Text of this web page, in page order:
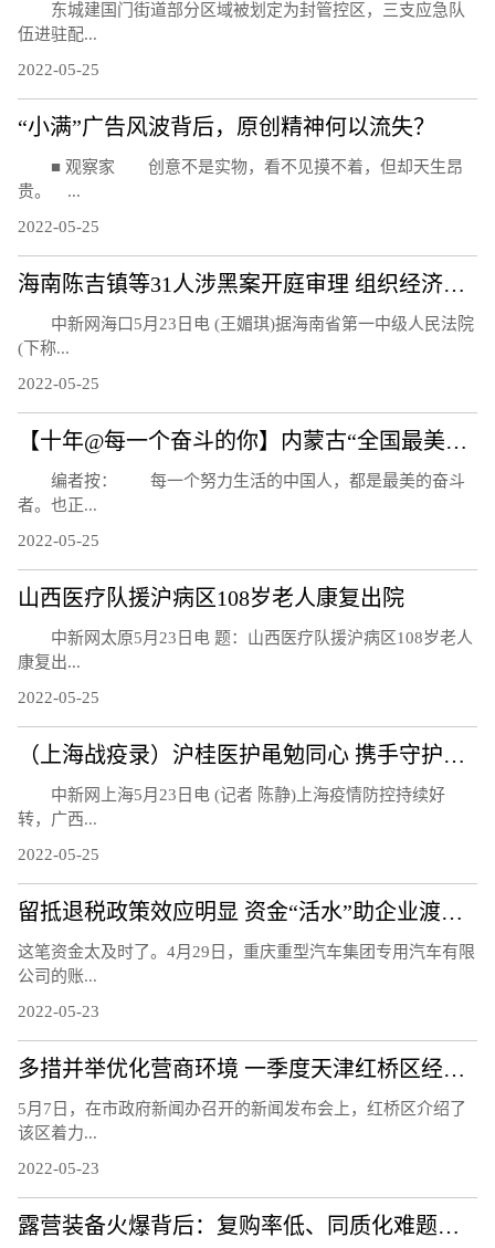
东城建国门街道部分区域被划定为封管控区，三支应急队
伍进驻配...
2022-05-25
“小满”广告风波背后，原创精神何以流失？
■ 观察家 创意不是实物，看不见摸不着，但却天生昂
贵。 ...
2022-05-25
海南陈吉镇等31人涉黑案开庭审理 组织经济收入达3亿元
中新网海口5月23日电 (王媚琪)据海南省第一中级人民法院
(下称...
2022-05-25
【十年@每一个奋斗的你】内蒙古“全国最美家庭”：为家乡添彩 为“绿色”赋能
编者按： 每一个努力生活的中国人，都是最美的奋斗
者。也正...
2022-05-25
山西医疗队援沪病区108岁老人康复出院
中新网太原5月23日电 题：山西医疗队援沪病区108岁老人
康复出...
2022-05-25
（上海战疫录）沪桂医护黾勉同心 携手守护亚定点医院患者
中新网上海5月23日电 (记者 陈静)上海疫情防控持续好
转，广西...
2022-05-25
留抵退税政策效应明显 资金“活水”助企业渡难关
这笔资金太及时了。4月29日，重庆重型汽车集团专用汽车有限
公司的账...
2022-05-23
多措并举优化营商环境 一季度天津红桥区经济实现平稳增长
5月7日，在市政府新闻办召开的新闻发布会上，红桥区介绍了
该区着力...
2022-05-23
露营装备火爆背后：复购率低、同质化难题待解